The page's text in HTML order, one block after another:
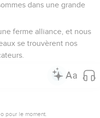
dans une grande
ferme alliance, et nous
se trouvèrent nos
pour le moment.